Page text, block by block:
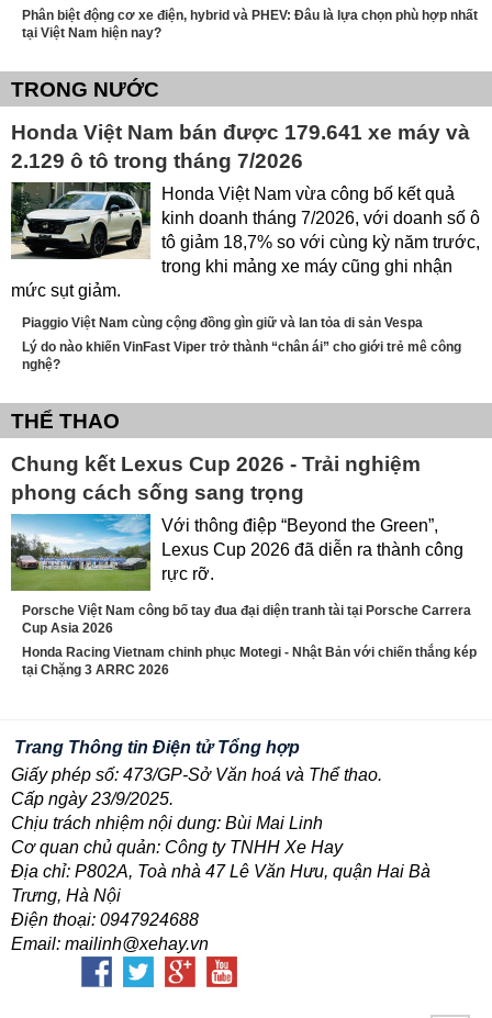
Phân biệt động cơ xe điện, hybrid và PHEV: Đâu là lựa chọn phù hợp nhất
tại Việt Nam hiện nay?
TRONG NƯỚC
Honda Việt Nam bán được 179.641 xe máy và
2.129 ô tô trong tháng 7/2026
Honda Việt Nam vừa công bố kết quả
kinh doanh tháng 7/2026, với doanh số ô
tô giảm 18,7% so với cùng kỳ năm trước,
trong khi mảng xe máy cũng ghi nhận
mức sụt giảm.
Piaggio Việt Nam cùng cộng đồng gìn giữ và lan tỏa di sản Vespa
Lý do nào khiến VinFast Viper trở thành “chân ái” cho giới trẻ mê công
nghệ?
THỂ THAO
Chung kết Lexus Cup 2026 - Trải nghiệm
phong cách sống sang trọng
Với thông điệp “Beyond the Green”,
Lexus Cup 2026 đã diễn ra thành công
rực rỡ.
Porsche Việt Nam công bố tay đua đại diện tranh tài tại Porsche Carrera
Cup Asia 2026
Honda Racing Vietnam chinh phục Motegi - Nhật Bản với chiến thắng kép
tại Chặng 3 ARRC 2026
Trang Thông tin Điện tử Tổng hợp
Giấy phép số: 473/GP-Sở Văn hoá và Thể thao.
Cấp ngày 23/9/2025.
Chịu trách nhiệm nội dung: Bùi Mai Linh
Cơ quan chủ quản: Công ty TNHH Xe Hay
Địa chỉ: P802A, Toà nhà 47 Lê Văn Hưu, quận Hai Bà
Trưng, Hà Nội
Điện thoại: 0947924688
Email: mailinh@xehay.vn